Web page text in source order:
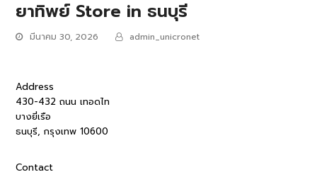
ยาทิพย์ Store in ธนบุรี
มีนาคม 30, 2026 admin_unicronet
Address
430-432 ถนน เทอดไท
บางยี่เรือ
ธนบุรี, กรุงเทพ 10600
Contact